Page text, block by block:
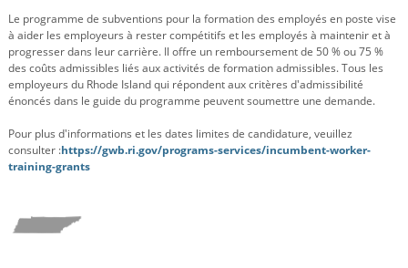
Le programme de subventions pour la formation des employés en poste vise
à aider les employeurs à rester compétitifs et les employés à maintenir et à
progresser dans leur carrière. Il offre un remboursement de 50 % ou 75 %
des coûts admissibles liés aux activités de formation admissibles. Tous les
employeurs du Rhode Island qui répondent aux critères d'admissibilité
énoncés dans le guide du programme peuvent soumettre une demande.
Pour plus d'informations et les dates limites de candidature, veuillez
consulter :https://gwb.ri.gov/programs-services/incumbent-worker-
training-grants